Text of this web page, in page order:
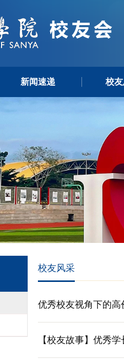
新闻速递 校
校友风采
优秀校友视角下的
【校友故事】优秀